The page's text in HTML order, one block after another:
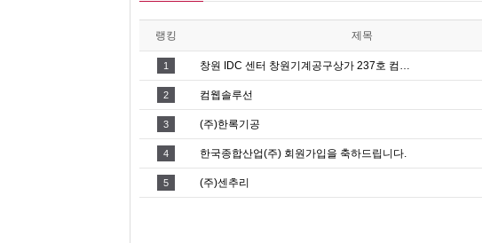
랭킹 제목
1 창원 IDC 센터 창원기계공구상가 237호 컴…
2 컴웹솔루선
3 (주)한록기공
4 한국종합산업(주) 회원가입을 축하드립니다.
5 (주)센추리